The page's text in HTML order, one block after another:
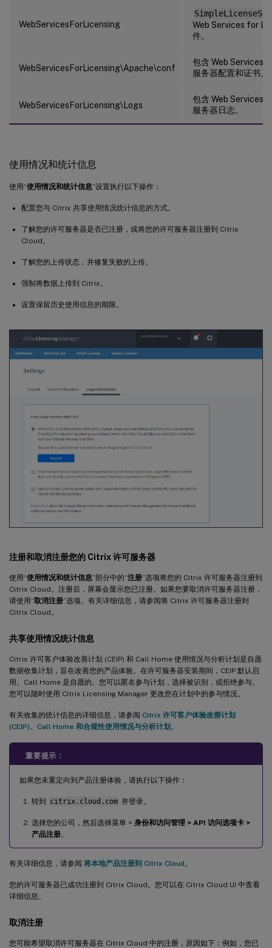
WebServicesForLicensing
Web Services for
件。
WebServicesForLicensing\Apache\conf
包含 Web Services
服务器配置和证书。
WebServicesForLicensing\Logs
包含 Web Services
服务器日志。
使用情况和统计信息
使用“使用情况和统计信息”设置执行以下操作：
配置您与 Citrix 共享使用情况统计信息的方式。
了解您的许可服务器是否已注册，或将您的许可服务器注册到 Citrix
Cloud。
了解您的上传状态，并修复失败的上传。
强制将数据上传到 Citrix。
设置保留历史使用信息的期限。
注册和取消注册您的 Citrix 许可服务器
使用“使用情况和统计信息”部分中的“注册”选项将您的 Citrix 许可服务器注册到
Citrix Cloud。注册后，屏幕会显示您已注册。如果您要取消许可服务器注册，
请使用“取消注册”选项。有关详细信息，请参阅将 Citrix 许可服务器注册到
Citrix Cloud。
共享使用情况统计信息
Citrix 许可客户体验改善计划 (CEIP) 和 Call Home 使用情况与分析计划是自愿
数据收集计划，旨在改善您的产品体验。在许可服务器安装期间，CEIP 默认启
用。Call Home 是自愿的。您可以匿名参与计划，选择被识别，或拒绝参与。
您可以随时使用 Citrix Licensing Manager 更改您在计划中的参与情况。
有关收集的统计信息的详细信息，请参阅 Citrix 许可客户体验改善计划
(CEIP)、Call Home 和合规性使用情况与分析计划 。
重要提示：
如果您未重定向到产品注册体验，请执行以下操作：
转到 citrix.cloud.com 并登录。
选择您的公司，然后选择菜单 > 身份和访问管理 > API 访问选项卡 >
产品注册。
有关详细信息，请参阅 将本地产品注册到 Citrix Cloud 。
您的许可服务器已成功注册到 Citrix Cloud。您可以在 Citrix Cloud UI 中查看
详细信息。
取消注册
您可能希望取消许可服务器在 Citrix Cloud 中的注册，原因如下：例如，您已